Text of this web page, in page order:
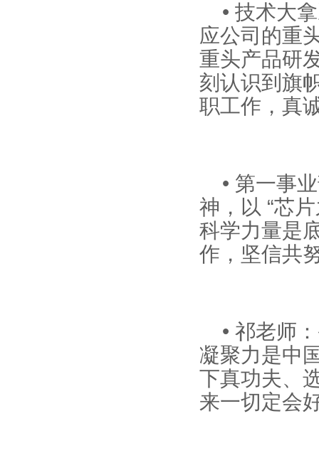
• 技术大
应公司的重
重头产品研
刻认识到旗
职工作，真
• 第一事
神，以 “芯
科学力量是
作，坚信共
• 祁老师
凝聚力是中
下真功夫、
来一切定会